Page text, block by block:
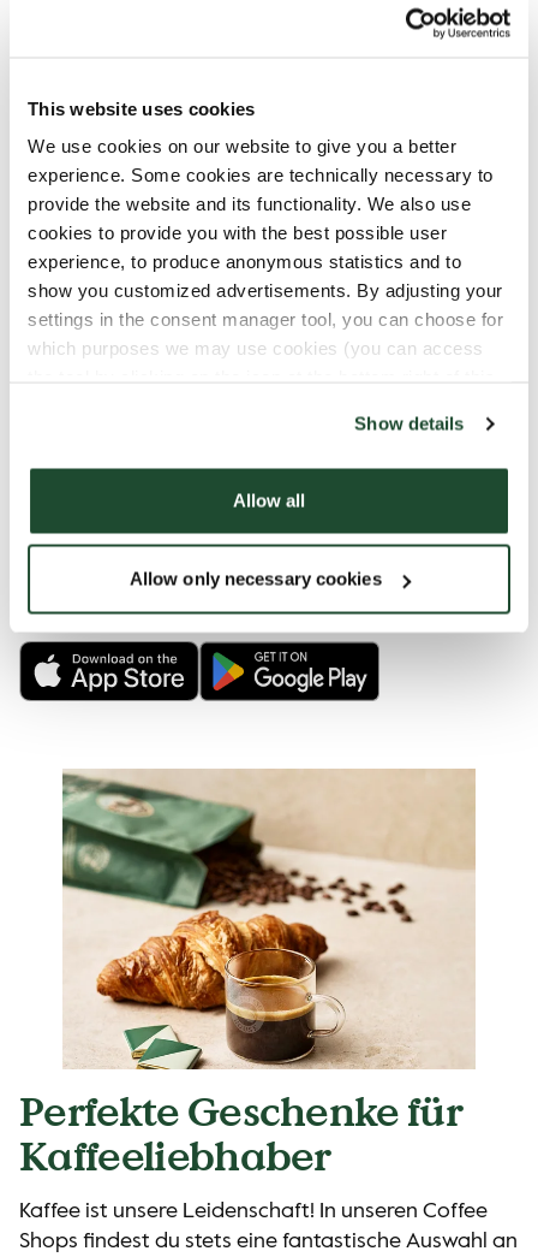
This website uses cookies
We use cookies on our website to give you a better
experience. Some cookies are technically necessary to
provide the website and its functionality. We also use
cookies to provide you with the best possible user
experience, to produce anonymous statistics and to
show you customized advertisements. By adjusting your
settings in the consent manager tool, you can choose for
which purposes we may use cookies (you can access
Show details
Allow all
Allow only necessary cookies
Noch kein Mitglied?
Jetzt unsere App herunterladen und großartige
Kaffee, Snacks und mehr einlösen.
MEHR ERFAHREN ODER SOFORT LOSLEGEN
Perfekte Geschenke für
Kaffeeliebhaber
Kaffee ist unsere Leidenschaft! In unseren Coffee
Shops findest du stets eine fantastische Auswahl an